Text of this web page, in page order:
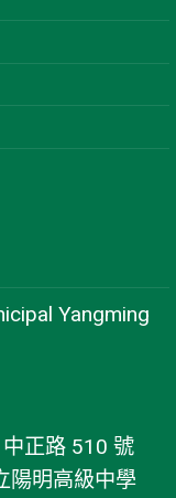
Yangming
正路 510 號
陽明高級中學